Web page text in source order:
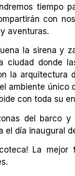
tiempo
con
aventuras.
la sirena y
ciudad donde
la arquitectura
ambiente único
con toda su
del barco
el día inaugural
La mejor